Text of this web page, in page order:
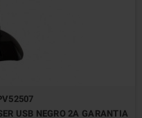
USB NEGRO 2A GARANTIA